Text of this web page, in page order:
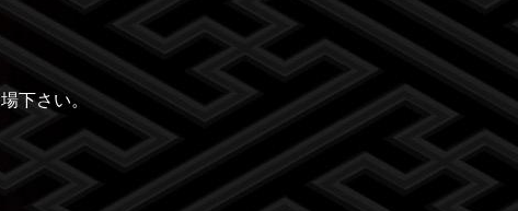
下さい。